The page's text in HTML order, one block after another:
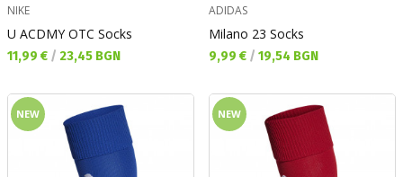
NIKE
U ACDMY OTC Socks
Текуща цена:
11,99 € / 23,45 BGN
ADIDAS
Milano 23 Socks
Текуща цена:
9,99 € / 19,54 BGN
NEW NEW